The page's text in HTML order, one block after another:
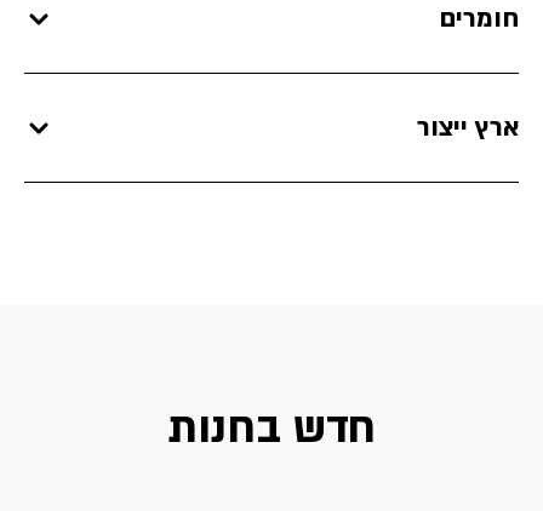
חומרים
ארץ ייצור
חדש בחנות